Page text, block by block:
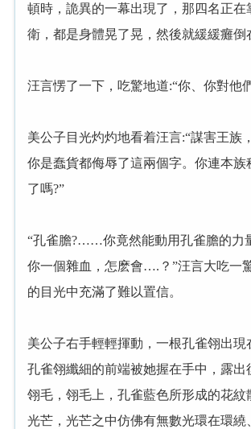
頓時，詭異的一幕出現了，那四名正在
衛，都是身體晃了晃，然後就緩緩癱倒
汪言愣了一下，吃驚地道:“你、你對他
美公子目光灼灼地看着汪言:“謀害王族
你是蠢貨都侮辱了這兩個字。你連本族
了嗎?”
“孔雀膽?……你竟然能動用孔雀膽的力
你一個雜血，怎麽會….？”汪言大吃一
的目光中充滿了難以置信。
美公子右手輕輕揮動，一根孔雀翎出現
孔雀翎纖細的前端被她握在手中，露出
翎毛，翎毛上，孔雀藍色所形成的花紋
光芒，光芒之中仿佛有無數光環在環繞